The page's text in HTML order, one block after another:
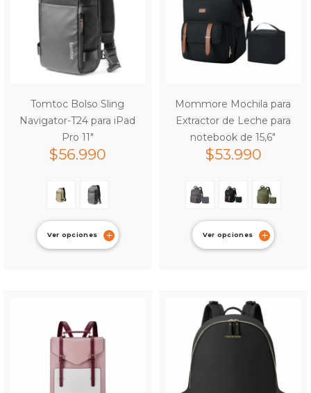
Tomtoc Bolso Sling
Navigator-T24 para iPad
Pro 11″
$56.990
Ver opciones
Mommore Mochila para
Extractor de Leche para
notebook de 15,6″
$53.990
Ver opciones